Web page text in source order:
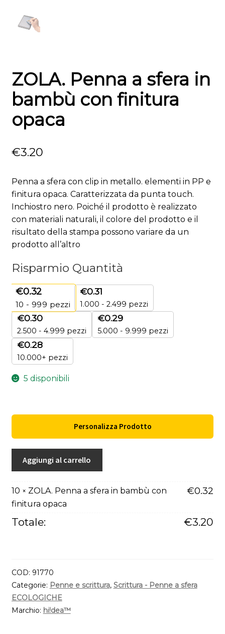
ZOLA. Penna a sfera in
bambù con finitura
opaca
€3.20
Penna a sfera con clip in metallo. elementi in PP e
finitura opaca. Caratterizzata da punta touch.
Inchiostro nero. Poiché il prodotto è realizzato
con materiali naturali, il colore del prodotto e il
risultato della stampa possono variare da un
prodotto all’altro
Risparmio Quantità
€0.32
10 - 999 pezzi
€0.31
1.000 - 2.499 pezzi
€0.30
2.500 - 4.999 pezzi
€0.29
5.000 - 9.999 pezzi
€0.28
10.000+ pezzi
5 disponibili
Personalizza Prodotto
Penna
sfera
in
bambù
quantità
Aggiungi al carrello
10 × ZOLA. Penna a sfera in bambù con
finitura opaca
€0.32
Totale: €3.20
COD: 91770
Categorie: Penne e scrittura, Scrittura - Penne a sfera
ECOLOGICHE
Marchio: hi!dea™